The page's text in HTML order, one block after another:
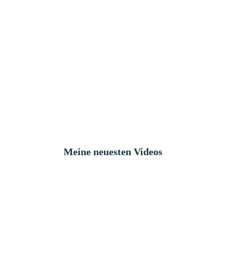
Meine neuesten Videos